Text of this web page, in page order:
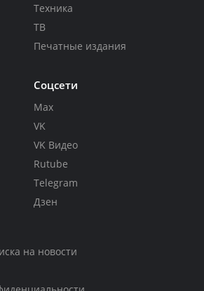
Техника
ТВ
Печатные издания
Соцсети
Max
VK
VK Видео
Rutube
Telegram
Дзен
на новости